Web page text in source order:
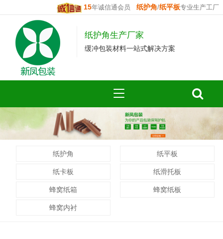
15年诚信通会员 纸护角/纸平板专业生产工厂
纸护角生产厂家
缓冲包装材料一站式解决方案
纸护角 纸平板
纸卡板 纸滑托板
蜂窝纸箱 蜂窝纸板
蜂窝内衬